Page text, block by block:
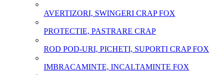
AVERTIZORI, SWINGERI CRAP FOX
PROTECTIE, PASTRARE CRAP
ROD POD-URI, PICHETI, SUPORTI CRAP FOX
IMBRACAMINTE, INCALTAMINTE FOX